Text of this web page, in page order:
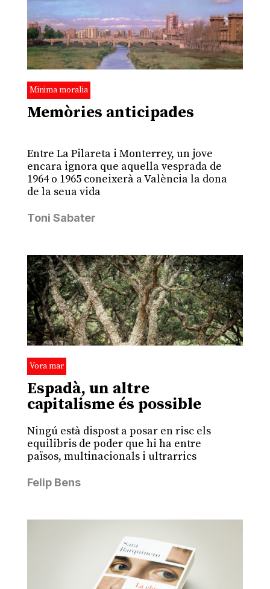
Minima moralia
Memòries anticipades
Entre La Pilareta i Monterrey, un jove
encara ignora que aquella vesprada de
1964 o 1965 coneixerà a València la dona
de la seua vida
Toni Sabater
Vora mar
Espadà, un altre
capitalisme és possible
Ningú està dispost a posar en risc els
equilibris de poder que hi ha entre
països, multinacionals i ultrarrics
Felip Bens